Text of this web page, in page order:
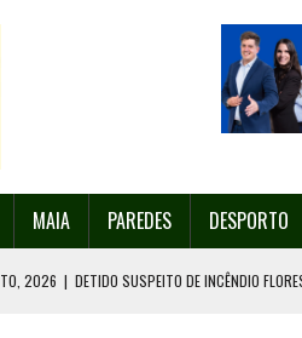
MAIA PAREDES DESPORTO
2026 | DETIDO SUSPEITO DE INCÊNDIO